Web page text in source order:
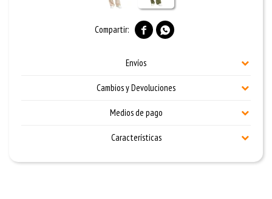
 
Envíos
Cambios y Devoluciones
Medios de pago
Características